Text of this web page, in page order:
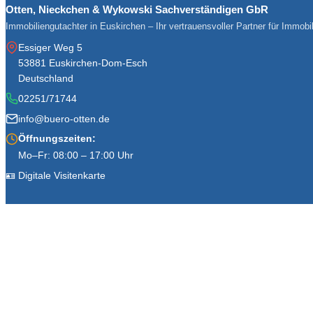
Otten, Nieckchen & Wykowski Sachverständigen GbR
Immobiliengutachter in Euskirchen – Ihr vertrauensvoller Partner für
Essiger Weg 5
53881 Euskirchen-Dom-Esch
Deutschland
02251/71744
info@buero-otten.de
Öffnungszeiten:
Mo–Fr: 08:00 – 17:00 Uhr
🪪 Digitale Visitenkarte